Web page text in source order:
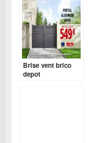
Brise vent brico
depot